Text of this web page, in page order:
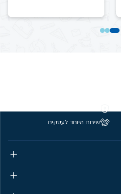
שירות מיוחד לעסקים